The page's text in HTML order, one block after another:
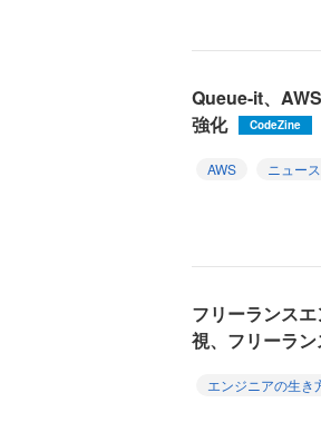
Queue-it、
強化
CodeZine
AWS
ニュース
フリーランス
視、フリーラ
エンジニアの生き